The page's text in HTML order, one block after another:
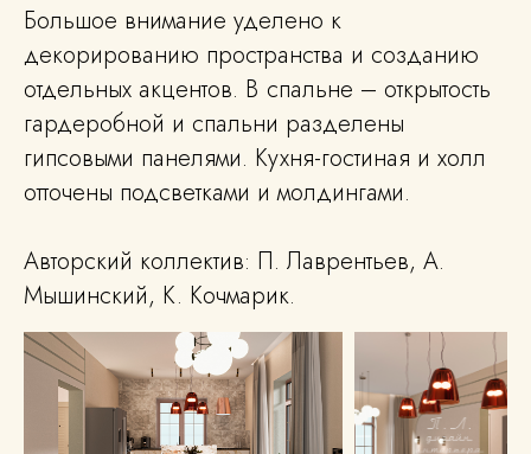
Большое внимание уделено к
декорированию пространства и созданию
отдельных акцентов. В спальне – открытость
гардеробной и спальни разделены
гипсовыми панелями. Кухня-гостиная и холл
отточены подсветками и молдингами.
Авторский коллектив: П. Лаврентьев, А.
Мышинский, К. Кочмарик.